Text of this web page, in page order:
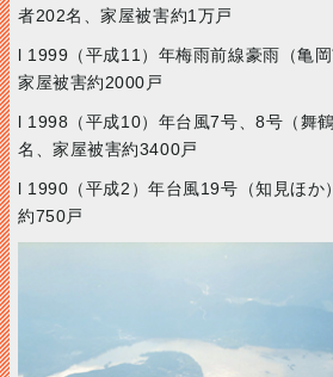
者202名、家屋被害約1万戸
l 1999（平成11）年梅雨前線豪雨（亀岡
家屋被害約2000戸
l 1998（平成10）年台風7号、8号（舞
名、家屋被害約3400戸
l 1990（平成2）年台風19号（知見ほか
約750戸